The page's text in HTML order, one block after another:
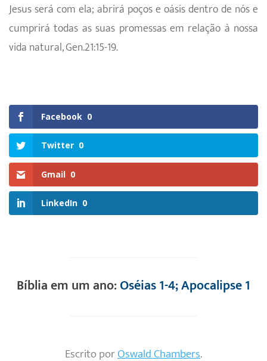
Jesus será com ela; abrirá poços e oásis dentro de nós e
cumprirá todas as suas promessas em relação à nossa
vida natural, Gen.21:15-19.
Facebook 0
Twitter 0
Gmail 0
LinkedIn 0
Bíblia em um ano:Oséias 1-4; Apocalipse 1
Escrito porOswald Chambers.